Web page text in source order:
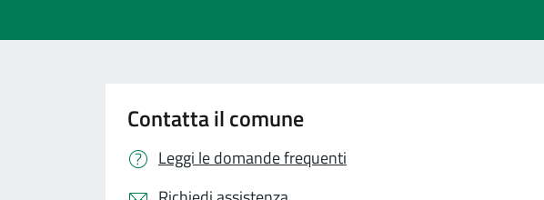
Contatta il comune
Leggi le domande frequenti